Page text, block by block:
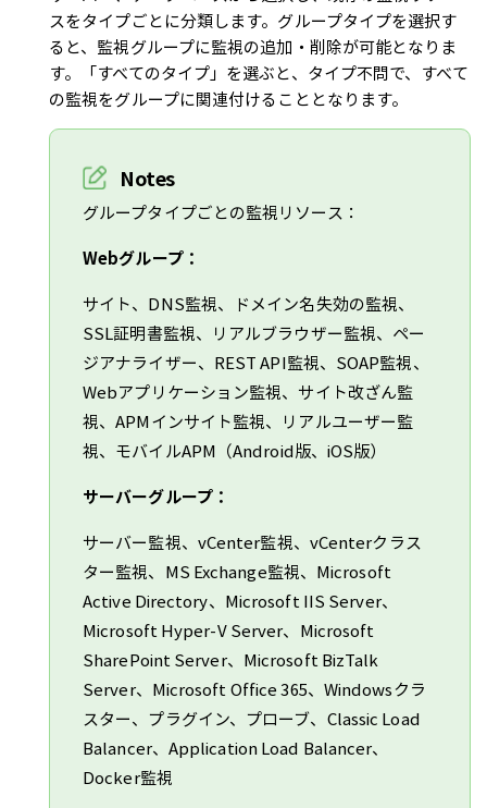
スをタイプごとに分類します。グループタイプを選択す
ると、監視グループに監視の追加・削除が可能となりま
す。「すべてのタイプ」を選ぶと、タイプ不問で、すべて
の監視をグループに関連付けることとなります。
Notes
グループタイプごとの監視リソース：
Webグループ：
サイト、DNS監視、ドメイン名失効の監視、
SSL証明書監視、 リアルブラウザー監視、ペー
ジアナライザー、REST API監視、SOAP監視、
Webアプリケーション監視、サイト改ざん監
視、APMインサイト監視、リアルユーザー監
視、モバイルAPM（Android版、iOS版）
サーバーグループ：
サーバー監視、vCenter監視、vCenterクラス
ター監視、MS Exchange監視、Microsoft
Active Directory、Microsoft IIS Server、
Microsoft Hyper-V Server、Microsoft
SharePoint Server、Microsoft BizTalk
Server、Microsoft Office 365、Windowsクラ
スター、プラグイン、プローブ、Classic Load
Balancer、Application Load Balancer、
Docker監視